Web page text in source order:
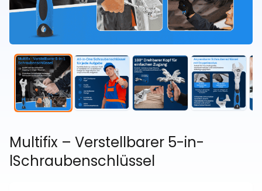
Multifix – Verstellbarer 5-in-
lSchraubenschlüssel